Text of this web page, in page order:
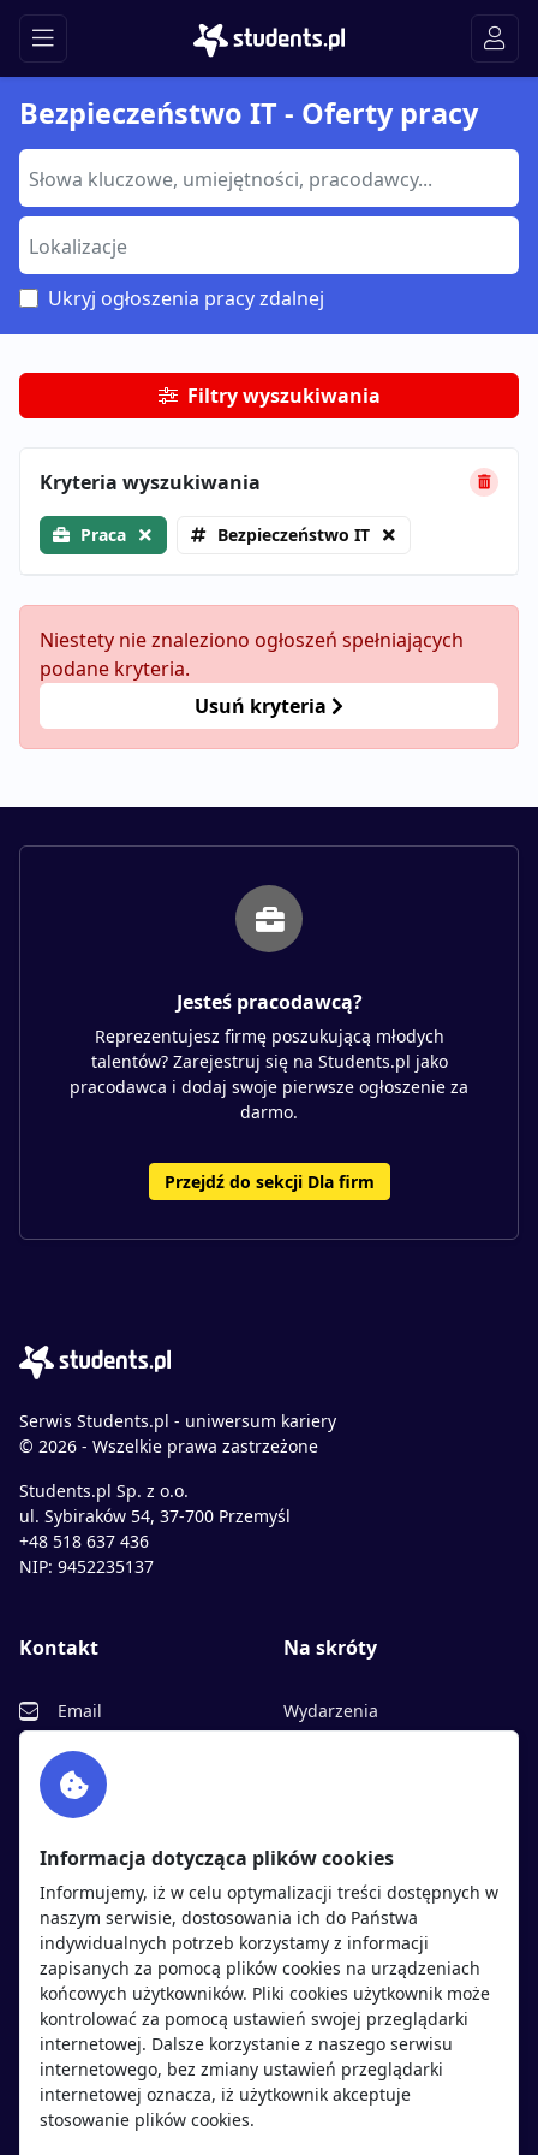
Bezpieczeństwo IT - Oferty pracy
Ukryj ogłoszenia pracy zdalnej
Filtry wyszukiwania
Kryteria wyszukiwania
Praca Bezpieczeństwo IT
Niestety nie znaleziono ogłoszeń spełniających
podane kryteria.
Usuń kryteria
Jesteś pracodawcą?
Reprezentujesz firmę poszukującą młodych
talentów? Zarejestruj się na Students.pl jako
pracodawca i dodaj swoje pierwsze ogłoszenie za
darmo.
Przejdź do sekcji Dla firm
Serwis Students.pl - uniwersum kariery
© 2026 - Wszelkie prawa zastrzeżone
Students.pl Sp. z o.o.
ul. Sybiraków 54, 37-700 Przemyśl
+48 518 637 436
NIP: 9452235137
Kontakt
Email
Facebook
Twitter
Na skróty
Wydarzenia
Polityka cookies
Polityka prywatności
Kandydaci
Regulamin kandydata
Oferty pracy
Pracodawcy
Pracodawcy
Regulamin pracodawcy
Dodaj ogłoszenie
Informacja dotycząca plików cookies
Informujemy, iż w celu optymalizacji treści dostępnych w
naszym serwisie, dostosowania ich do Państwa
indywidualnych potrzeb korzystamy z informacji
zapisanych za pomocą plików cookies na urządzeniach
końcowych użytkowników. Pliki cookies użytkownik może
kontrolować za pomocą ustawień swojej przeglądarki
internetowej. Dalsze korzystanie z naszego serwisu
internetowego, bez zmiany ustawień przeglądarki
internetowej oznacza, iż użytkownik akceptuje
stosowanie plików cookies.